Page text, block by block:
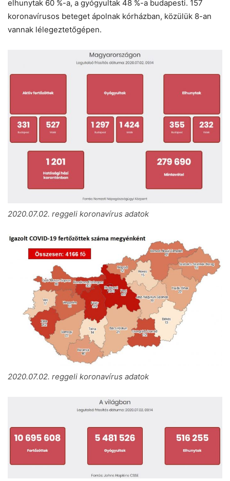
elhunytak 60 %-a, a gyógyultak 48 %-a budapesti. 157
koronavírusos beteget ápolnak kórházban, közülük 8-an
vannak lélegeztetőgépen.
2020.07.02. reggeli koronavírus adatok
2020.07.02. reggeli koronavírus adatok